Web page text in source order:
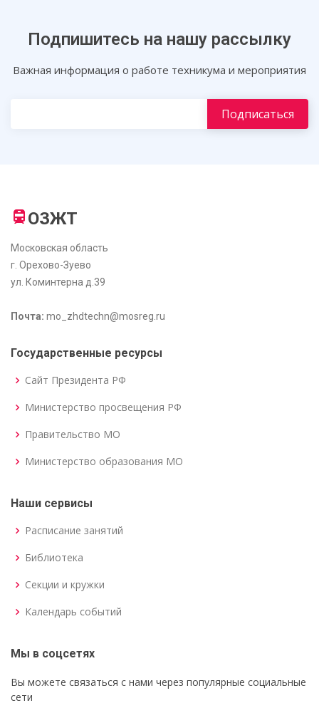
Подпишитесь на нашу рассылку
Важная информация о работе техникума и мероприятия
ОЗЖТ
Московская область
г. Орехово-Зуево
ул. Коминтерна д.39
Почта: mo_zhdtechn@mosreg.ru
Государственные ресурсы
Сайт Президента РФ
Министерство просвещения РФ
Правительство МО
Министерство образования МО
Наши сервисы
Расписание занятий
Библиотека
Секции и кружки
Календарь событий
Мы в соцсетях
Вы можете связаться с нами через популярные социальные
сети